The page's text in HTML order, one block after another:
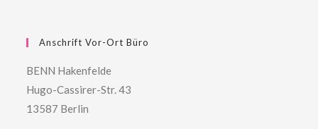
Anschrift Vor-Ort Büro
BENN Hakenfelde
Hugo-Cassirer-Str. 43
13587 Berlin